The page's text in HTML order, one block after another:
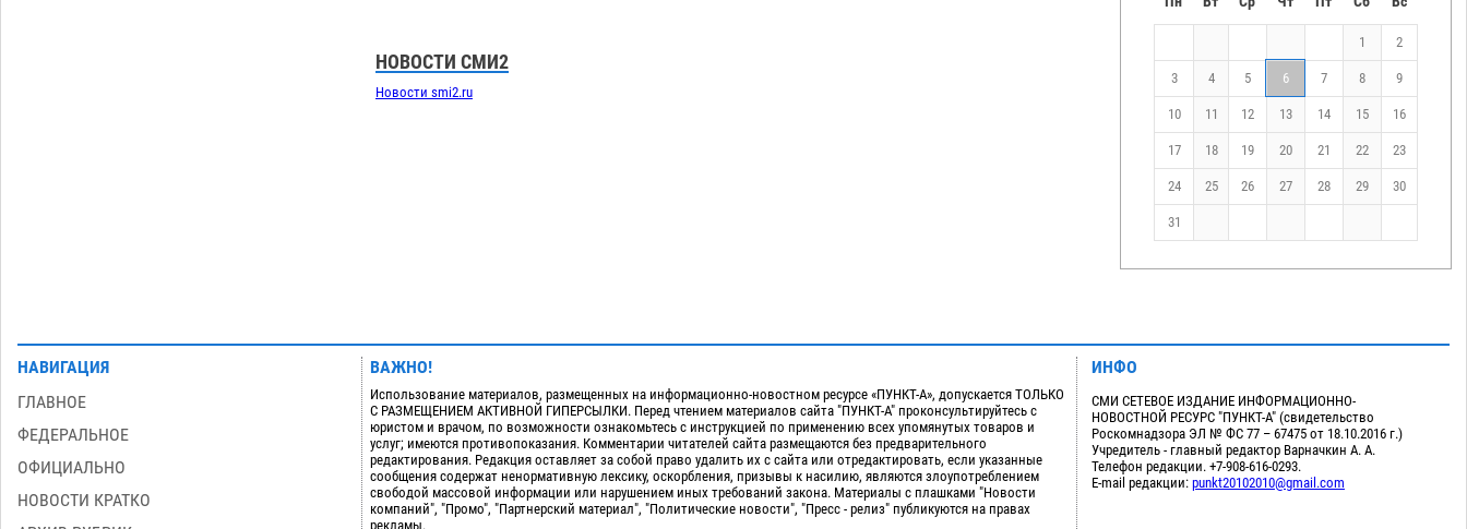
НОВОСТИ СМИ2
Новости smi2.ru
1 2
3 4 5 6 7 8 9
10 11 12 13 14 15 16
17 18 19 20 21 22 23
24 25 26 27 28 29 30
31
НАВИГАЦИЯ
ГЛАВНОЕ
ФЕДЕРАЛЬНОЕ
ОФИЦИАЛЬНО
НОВОСТИ КРАТКО
ВАЖНО!
Использование материалов, размещенных на информационно-новостном ресурсе «ПУНКТ-А», допускается ТОЛЬКО
С РАЗМЕЩЕНИЕМ АКТИВНОЙ ГИПЕРСЫЛКИ. Перед чтением материалов сайта "ПУНКТ-А" проконсультируйтесь с
юристом и врачом, по возможности ознакомьтесь с инструкцией по применению всех упомянутых товаров и
услуг; имеются противопоказания. Комментарии читателей сайта размещаются без предварительного
редактирования. Редакция оставляет за собой право удалить их с сайта или отредактировать, если указанные
сообщения содержат ненормативную лексику, оскорбления, призывы к насилию, являются злоупотреблением
свободой массовой информации или нарушением иных требований закона. Материалы с плашками "Новости
компаний", "Промо", "Партнерский материал", "Политические новости", "Пресс - релиз" публикуются на правах
рекламы.
ИНФО
СМИ СЕТЕВОЕ ИЗДАНИЕ ИНФОРМАЦИОННО-
НОВОСТНОЙ РЕСУРС "ПУНКТ-А" (свидетельство
Роскомнадзора ЭЛ № ФС 77 – 67475 от 18.10.2016 г.)
Учредитель - главный редактор Варначкин А. А.
Телефон редакции. +7-908-616-0293.
E-mail редакции: punkt20102010@gmail.com